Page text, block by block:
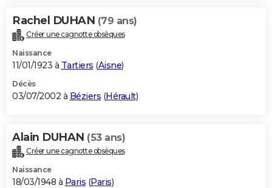
Rachel DUHAN (79 ans)
Créer une cagnotte obsèques
Naissance
11/01/1923 à Tartiers (Aisne)
Décès
03/07/2002 à Béziers (Hérault)
Alain DUHAN (53 ans)
Créer une cagnotte obsèques
Naissance
18/03/1948 à Paris (Paris)